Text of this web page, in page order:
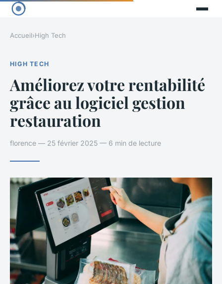
Accueil›High Tech
HIGH TECH
Améliorez votre rentabilité
grâce au logiciel gestion
restauration
florence — 25 février 2025 — 6 min de lecture